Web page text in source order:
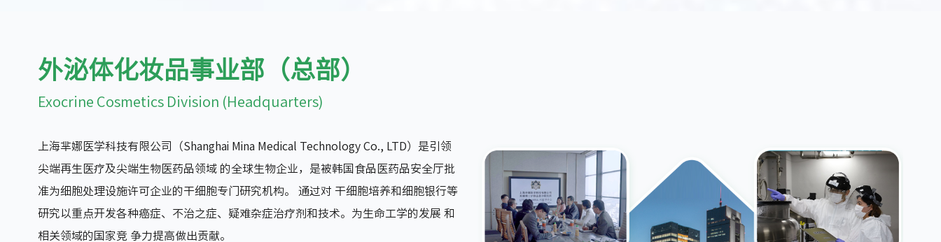
外泌体化妆品事业部（总部）
Exocrine Cosmetics Division (Headquarters)
上海芈娜医学科技有限公司（Shanghai Mina Medical Technology Co., LTD）是引领
尖端再生医疗及尖端生物医药品领域 的全球生物企业，是被韩国食品医药品安全厅批
准为细胞处理设施许可企业的干细胞专门研究机构。 通过对 干细胞培养和细胞银行等
研究以重点开发各种癌症、不治之症、疑难杂症治疗剂和技术。为生命工学的发展 和
相关领域的国家竞 争力提高做出贡献。